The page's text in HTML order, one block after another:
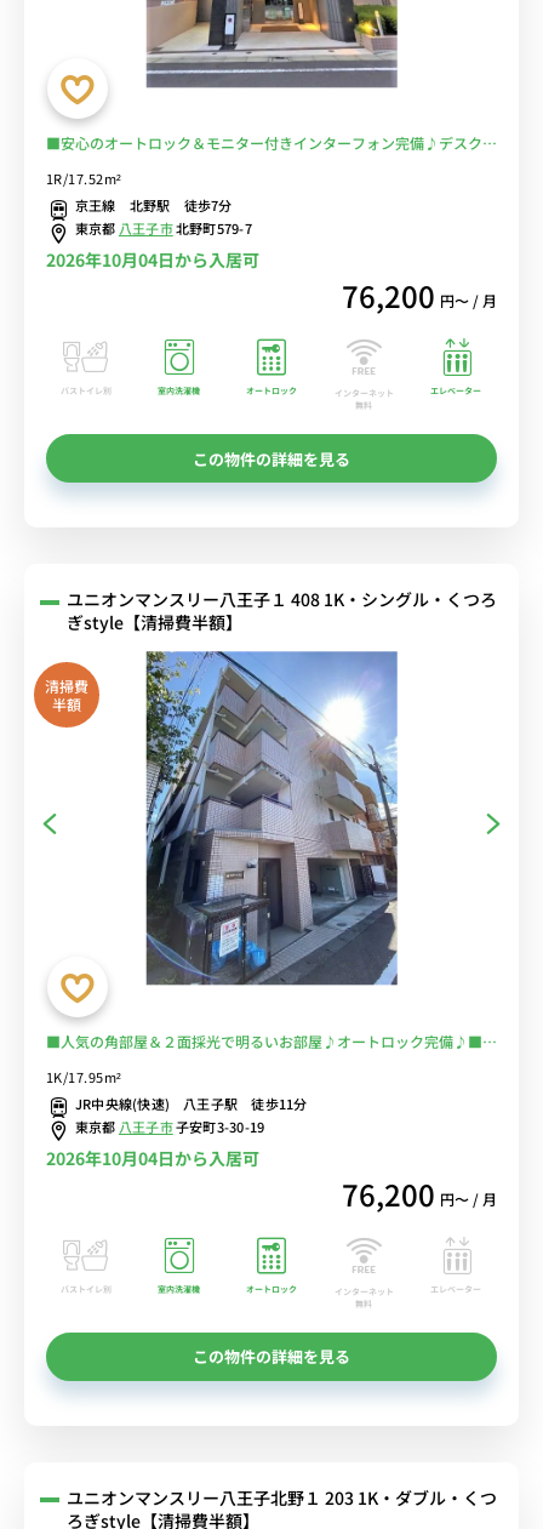
■安心のオートロック＆モニター付きインターフォン完備♪デスク＆
チェア付きでテレワークにもおすすめ♪■京王線利用で新宿・調布ま
で乗換なし/駅前に23時半まで営業の「京王ストア」あり/北野公園や
浅川沿いのランニングも快適■選べるWi-Fi格安レンタル中！
1R/17.52m²
京王線 北野駅 徒歩7分
東京都 八王子市北野町579-7
2026年10月04日から入居可
76,200 円〜 / 月
バストイレ別 室内洗濯機 オートロック
インターネット
無料
エレベーター
この物件の詳細を見る
ユニオンマンスリー八王子１ 408 1K・シングル・くつろ
ぎstyle【清掃費半額】
清掃費
半額
■人気の角部屋＆２面採光で明るいお部屋♪オートロック完備♪■駅
ル中！
1K/17.95m²
JR中央線(快速) 八王子駅 徒歩11分
東京都 八王子市子安町3-30-19
2026年10月04日から入居可
76,200 円〜 / 月
バストイレ別 室内洗濯機 オートロック
インターネット
無料
エレベーター
この物件の詳細を見る
ユニオンマンスリー八王子北野１ 203 1K・ダブル・くつ
ろぎstyle【清掃費半額】